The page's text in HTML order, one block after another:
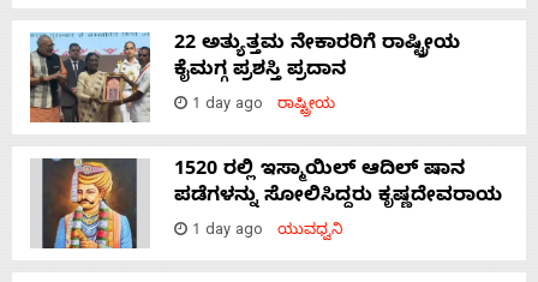
22 ಅತ್ಯುತ್ತಮ ನೇಕಾರರಿಗೆ ರಾಷ್ಟ್ರೀಯ
ಕೈಮಗ್ಗ ಪ್ರಶಸ್ತಿ ಪ್ರದಾನ
1 day ago ರಾಷ್ಟ್ರೀಯ
1520 ರಲ್ಲಿ ಇಸ್ಮಾಯಿಲ್ ಆದಿಲ್ ಷಾನ
ಪಡೆಗಳನ್ನು ಸೋಲಿಸಿದ್ದರು ಕೃಷ್ಣದೇವರಾಯ
1 day ago ಯುವಧ್ವನಿ